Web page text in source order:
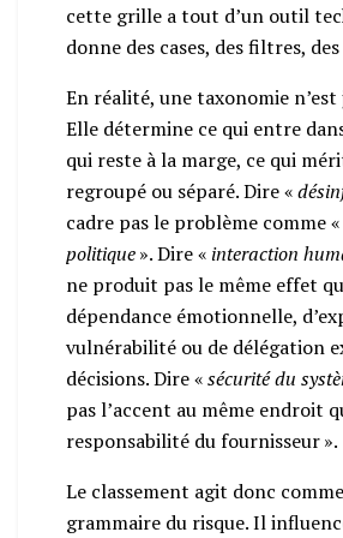
cette grille a tout d’un outil
donne des cases, des filtres,
En réalité, une taxonomie
Elle détermine ce qui entre
qui reste à la marge, ce qui
regroupé ou séparé. Dire «
cadre pas le problème comme «
politique». Dire « interaction
ne produit pas le même effet
dépendance émotionnelle,
vulnérabilité ou de délégation
décisions. Dire «sécurité du
pas l’accent au même endroit
responsabilité du fournisseur ».
Le classement agit donc
grammaire du risque. Il